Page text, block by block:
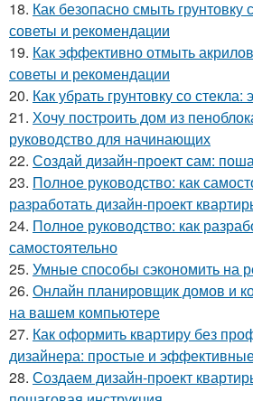
18. Как безопасно смыть грунтовку
советы и рекомендации
19. Как эффективно отмыть
советы и рекомендации
20. Как убрать грунтовку со
21. Хочу построить дом из
руководство для начинающих
22. Создай дизайн-проект сам:
23. Полное руководство: как
разработать дизайн-проект
24. Полное руководство: как
самостоятельно
25. Умные способы сэкономить на
26. Онлайн планировщик домов и
на вашем компьютере
27. Как оформить квартиру без
дизайнера: простые и
28. Создаем дизайн-проект